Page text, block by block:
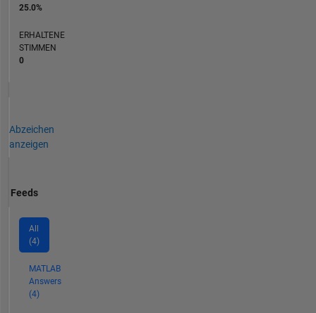
25.0%
ERHALTENE
STIMMEN
0
Abzeichen
anzeigen
Feeds
All
(4)
MATLAB
Answers
(4)